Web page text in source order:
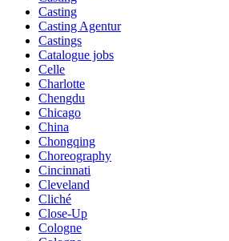
Casting
Casting Agentur
Castings
Catalogue jobs
Celle
Charlotte
Chengdu
Chicago
China
Chongqing
Choreography
Cincinnati
Cleveland
Cliché
Close-Up
Cologne